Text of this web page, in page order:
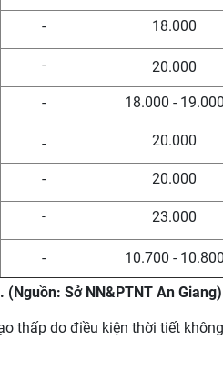
- 18.000
- 20.000
- 18.000 - 19.000
- 20.000
- 20.000
- 23.000
-
10.700 - 10.800
Sở NN&PTNT An Giang)
thấp do điều kiện thời tiết